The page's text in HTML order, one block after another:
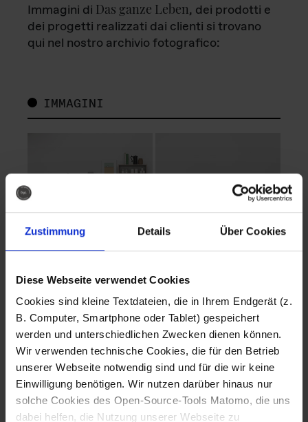
Zustimmung Details Über Cookies
Diese Webseite verwendet Cookies
Cookies sind kleine Textdateien, die in Ihrem Endgerät (z.
B. Computer, Smartphone oder Tablet) gespeichert
werden und unterschiedlichen Zwecken dienen können.
Wir verwenden technische Cookies, die für den Betrieb
unserer Webseite notwendig sind und für die wir keine
Einwilligung benötigen. Wir nutzen darüber hinaus nur
solche Cookies des Open-Source-Tools Matomo, die uns
dabei helfen, die Nutzung unserer Webseite zu
Immagini di Das ganze Leben, dei prodotti e
dei progetti realizzati dai clienti si trovano
qui nel nostro archivio fotografico:
IMMAGINI
Fotografo: Lorenz
Sternbach
Download
Fotografo: Lorenz
Sternbach
Download